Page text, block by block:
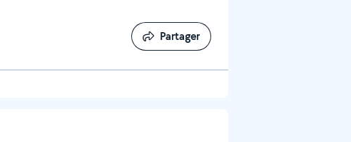
Partager
Partager